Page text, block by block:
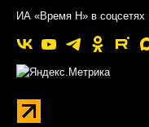
ИА «Время Н» в соцсетях